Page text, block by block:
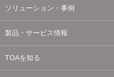
ソリューション・事例
製品・サービス情報
TOAを知る